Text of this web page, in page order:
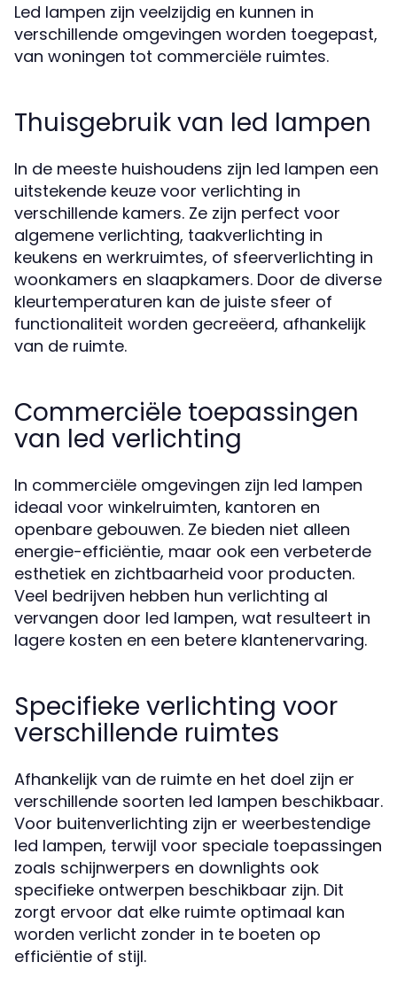
Led lampen zijn veelzijdig en kunnen in
verschillende omgevingen worden toegepast,
van woningen tot commerciële ruimtes.
Thuisgebruik van led lampen
In de meeste huishoudens zijn led lampen een
uitstekende keuze voor verlichting in
verschillende kamers. Ze zijn perfect voor
algemene verlichting, taakverlichting in
keukens en werkruimtes, of sfeerverlichting in
woonkamers en slaapkamers. Door de diverse
kleurtemperaturen kan de juiste sfeer of
functionaliteit worden gecreëerd, afhankelijk
van de ruimte.
Commerciële toepassingen
van led verlichting
In commerciële omgevingen zijn led lampen
ideaal voor winkelruimten, kantoren en
openbare gebouwen. Ze bieden niet alleen
energie-efficiëntie, maar ook een verbeterde
esthetiek en zichtbaarheid voor producten.
Veel bedrijven hebben hun verlichting al
vervangen door led lampen, wat resulteert in
lagere kosten en een betere klantenervaring.
Specifieke verlichting voor
verschillende ruimtes
Afhankelijk van de ruimte en het doel zijn er
verschillende soorten led lampen beschikbaar.
Voor buitenverlichting zijn er weerbestendige
led lampen, terwijl voor speciale toepassingen
zoals schijnwerpers en downlights ook
specifieke ontwerpen beschikbaar zijn. Dit
zorgt ervoor dat elke ruimte optimaal kan
worden verlicht zonder in te boeten op
efficiëntie of stijl.